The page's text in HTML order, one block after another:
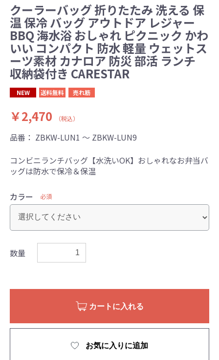
クーラーバッグ 折りたたみ 洗える 保
温 保冷 バッグ アウトドア レジャー
BBQ 海水浴 おしゃれ ピクニック かわ
いい コンパクト 防水 軽量 ウェットス
ーツ素材 カナロア 防災 部活 ランチ
収納袋付き CARESTAR
NEW 送料無料 売れ筋
￥2,470 （税込）
品番： ZBKW-LUN1 ～ ZBKW-LUN9
コンビニランチバッグ【水洗いOK】おしゃれなお弁当バ
ッグは防水で保冷＆保温
カラー 必須
数量
カートに入れる
お気に入りに追加